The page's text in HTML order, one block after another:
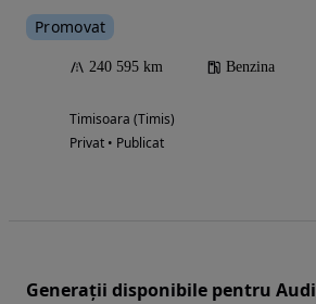
Promovat
240 595 km Benzina
Timisoara (Timis)
Privat • Publicat
Generații disponibile pentru Audi